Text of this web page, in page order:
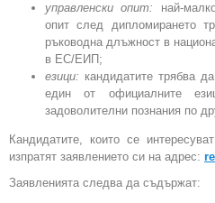
управленски опит: най-
опит след дипломирането
ръководна длъжност в
в ЕС/ЕИП;
езици: кандидатите трябва
един от официалните
задоволителни познания по
Кандидатите, които се
изпратят заявлението си на адрес:
Заявленията следва да съдържат: